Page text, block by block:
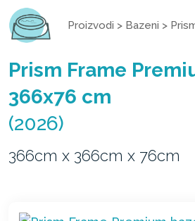
Proizvodi > Bazeni >
Prism Frame
366x76 cm
(2026)
366cm x 366cm x 76cm